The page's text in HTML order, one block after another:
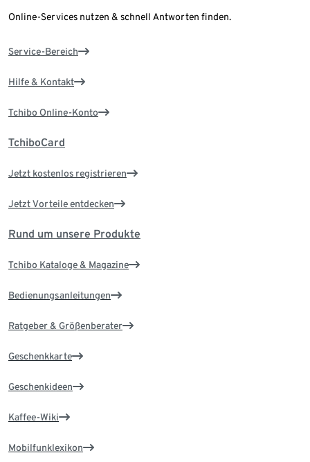
Online-Services nutzen & schnell Antworten finden.
Service-Bereich
Hilfe & Kontakt
Tchibo Online-Konto
TchiboCard
Jetzt kostenlos registrieren
Jetzt Vorteile entdecken
Rund um unsere Produkte
Tchibo Kataloge & Magazine
Bedienungsanleitungen
Ratgeber & Größenberater
Geschenkkarte
Geschenkideen
Kaffee-Wiki
Mobilfunklexikon